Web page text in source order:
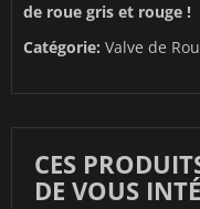
de roue gris et rouge !
Catégorie: Valve de
CES
DE VOUS